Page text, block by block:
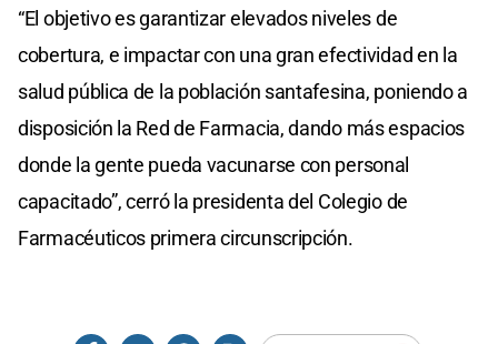
“El objetivo es garantizar elevados niveles de
cobertura, e impactar con una gran efectividad en la
salud pública de la población santafesina, poniendo a
disposición la Red de Farmacia, dando más espacios
donde la gente pueda vacunarse con personal
capacitado”, cerró la presidenta del Colegio de
Farmacéuticos primera circunscripción.